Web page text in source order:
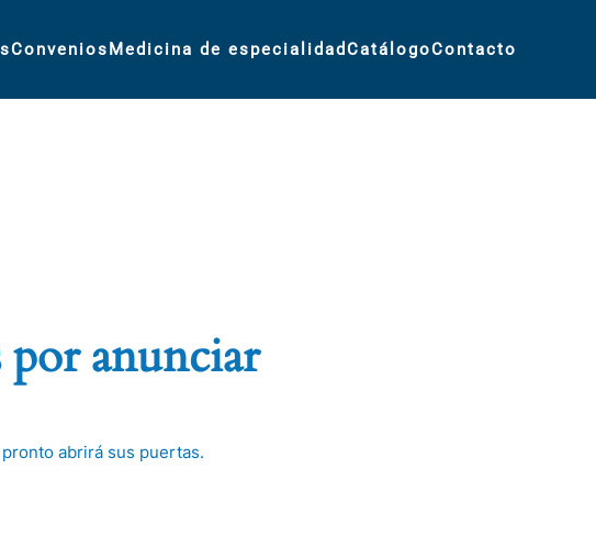
ConveniosMedicina de especialidad CatálogoContacto
por anunciar
abrirá sus puertas.